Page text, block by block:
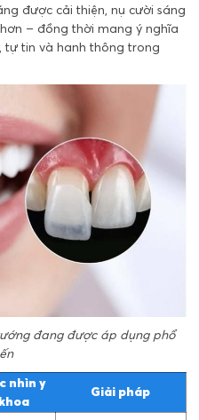
được cải thiện, nụ cười sáng
– đồng thời mang ý nghĩa
tự tin và hanh thông trong
đang được áp dụng phổ
nhìn y
khoa
Giải pháp